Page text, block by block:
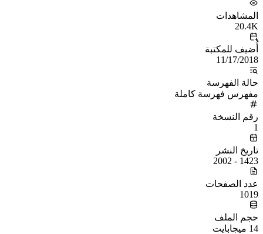
المشاهدات
20.4K
أُضيف للمكتبة
11/17/2018
حالة الفهرسة
مفهرس فهرسة كاملة
رقم النسخة
1
تاريخ النشر
1423 - 2002
عدد الصفحات
1019
حجم الملف
14 ميجابايت